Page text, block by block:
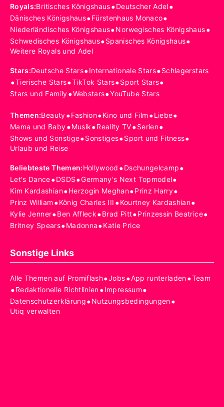
Royals:Britisches Königshaus•Deutscher Adel•
Dänisches Königshaus•Fürstenhaus Monaco•
Niederländisches Königshaus•Norwegisches Königshaus•
Schwedisches Königshaus•Spanisches Königshaus•
Weitere Royals und Adel
Stars:Deutsche Stars•Internationale Stars•Schlagerstars
•Tierische Stars•TikTok Stars•Sport Stars•
Stars und Family•Webstars•YouTube Stars
Themen:Beauty•Fashion•Kino und Film •Liebe•
Mama und Baby•Musik•Reality TV•Serien•
Shows und Sonstige•Sonstiges•Sport und Fitness•
Urlaub und Reise
Beliebteste Themen:Hollywood •Dschungelcamp•
Let's Dance•DSDS•Germany's Next Topmodel•
Kim Kardashian•Herzogin Meghan•Prinz Harry•
Prinz William •König Charles III •Kourtney Kardashian•
Kylie Jenner•Ben Affleck•Brad Pitt•Prinzessin Beatrice•
Britney Spears•Madonna•Katie Price
Sonstige Links
Alle Themen auf Promiflash•Jobs•App runterladen•Team
•Redaktionelle Richtlinien•Impressum•
Datenschutzerklärung•Nutzungsbedingungen•
Utiq verwalten